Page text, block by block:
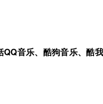
音乐、酷狗音乐、酷